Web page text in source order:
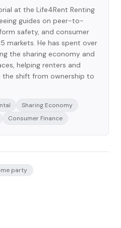
at the Life4Rent Renting
guides on peer-to-
safety, and consumer
markets. He has spent over
the sharing economy and
helping renters and
the shift from ownership to
Sharing Economy
Consumer Finance
party